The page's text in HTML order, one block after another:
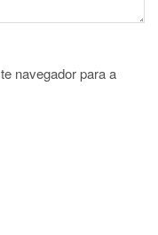
navegador para a